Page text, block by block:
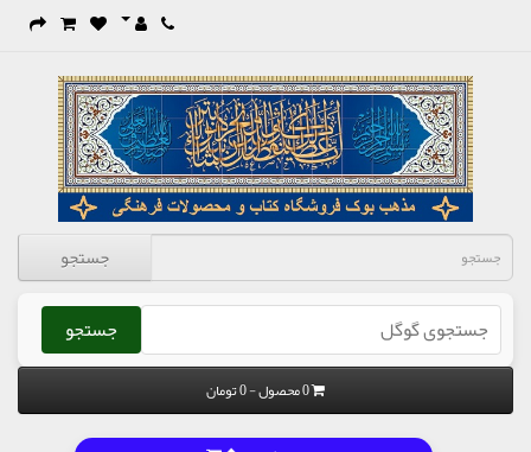
جستجو
جستجو
0 محصول - 0 تومان